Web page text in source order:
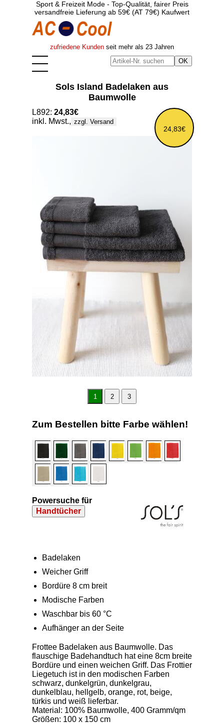
Sport & Freizeit Mode - Top-Qualität, fairer Preis
versandfreie Lieferung ab 59€ (AT 79€) Kaufwert
zufriedene Kunden seit mehr als 23 Jahren
Sols Island Badelaken aus
Baumwolle
24,83€
L892: 24,83€
inkl. Mwst., zzgl. Versand
1 2 3
Zum Bestellen bitte Farbe wählen!
Powersuche für
Handtücher
Badelaken
Weicher Griff
Bordüre 8 cm breit
Modische Farben
Waschbar bis 60 °C
Aufhänger an der Seite
Frottee Badelaken aus Baumwolle. Das
flauschige Badehandtuch hat eine 8cm breite
Bordüre und einen weichen Griff. Das Frottier
Liegetuch ist in den modischen Farben
schwarz, dunkelgrün, dunkelgrau,
dunkelblau, hellgelb, orange, rot, beige,
türkis und weiß lieferbar.
Material: 100% Baumwolle, 400 Gramm/qm
Größen: 100 x 150 cm